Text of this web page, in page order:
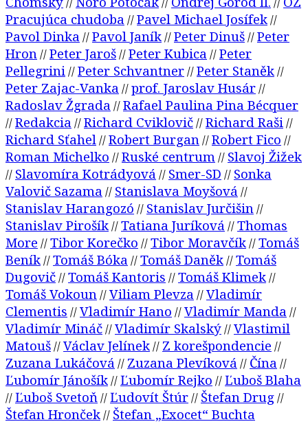
Pracujúca chudoba //Pavel Michael Josífek//
Pavol Dinka //Pavol Janík//Peter Dinuš//Peter
Hron//Peter Jaroš//Peter Kubica //Peter
Pellegrini//Peter Schvantner//Peter Staněk//
Peter Zajac-Vanka //prof. Jaroslav Husár//
Radoslav Žgrada //Rafael Paulina Pina Bécquer
//Redakcia //Richard Cviklovič//Richard Raši//
Richard Sťahel//Robert Burgan//Robert Fico //
Roman Michelko //Ruské centrum// Slavoj Žižek
// Slavomíra Kotrádyová // Smer-SD // Sonka
Valovič Sazama // Stanislava Moyšová //
Stanislav Harangozó // Stanislav Jurčišin//
Stanislav Pirošík//Tatiana Juríková //Thomas
More //Tibor Korečko //Tibor Moravčík//Tomáš
Beník//Tomáš Bóka //Tomáš Daněk//Tomáš
Dugovič//Tomáš Kantoris //Tomáš Klimek//
Tomáš Vokoun//Viliam Plevza //Vladimír
Clementis //Vladimír Hano //Vladimír Manda //
Vladimír Mináč//Vladimír Skalský//Vlastimil
Matouš//Václav Jelínek// Z korešpondencie //
Zuzana Lukáčová // Zuzana Plevíková // Čína //
Ľubomír Jánošík//Ľubomír Rejko //Ľuboš Blaha
//Ľuboš Svetoň//Ľudovít Štúr// Štefan Drug//
Štefan Hronček// Štefan „Exocet“ Buchta